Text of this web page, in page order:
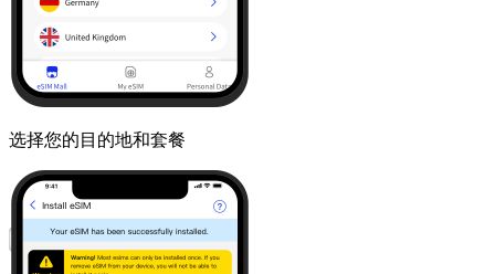
选择您的目的地和套餐